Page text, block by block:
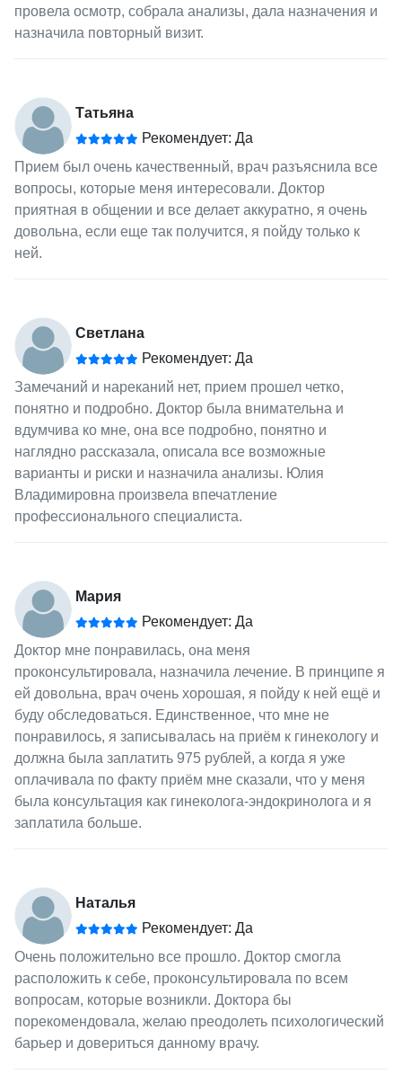
провела осмотр, собрала анализы, дала назначения и
назначила повторный визит.
Татьяна
Рекомендует: Да
Прием был очень качественный, врач разъяснила все
вопросы, которые меня интересовали. Доктор
приятная в общении и все делает аккуратно, я очень
довольна, если еще так получится, я пойду только к
ней.
Светлана
Рекомендует: Да
Замечаний и нареканий нет, прием прошел четко,
понятно и подробно. Доктор была внимательна и
вдумчива ко мне, она все подробно, понятно и
наглядно рассказала, описала все возможные
варианты и риски и назначила анализы. Юлия
Владимировна произвела впечатление
профессионального специалиста.
Мария
Рекомендует: Да
Доктор мне понравилась, она меня
проконсультировала, назначила лечение. В принципе я
ей довольна, врач очень хорошая, я пойду к ней ещё и
буду обследоваться. Единственное, что мне не
понравилось, я записывалась на приём к гинекологу и
должна была заплатить 975 рублей, а когда я уже
оплачивала по факту приём мне сказали, что у меня
была консультация как гинеколога-эндокринолога и я
заплатила больше.
Наталья
Рекомендует: Да
Очень положительно все прошло. Доктор смогла
расположить к себе, проконсультировала по всем
вопросам, которые возникли. Доктора бы
порекомендовала, желаю преодолеть психологический
барьер и довериться данному врачу.